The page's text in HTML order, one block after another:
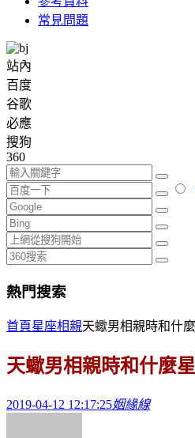
常見問題
站內
百度
谷歌
必應
搜狗
360
熱門搜索
首頁星座相親天蠍男相親時和什
天蠍男相親時和什麼
2019-04-12 12:17:25姻緣線